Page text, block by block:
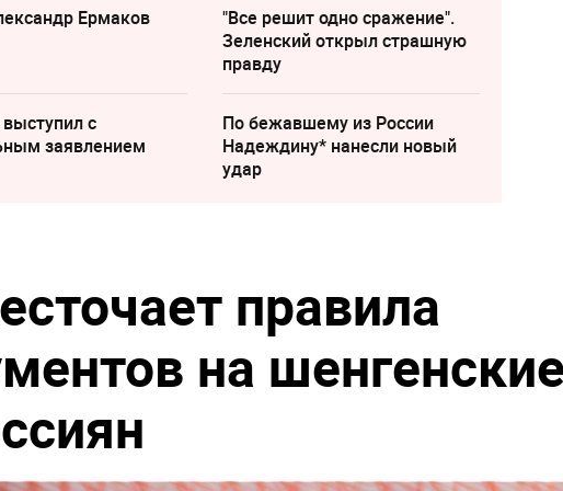
Ермаков
"Все решит одно сражение".
Зеленский открыл страшную
правду
с
заявлением
По бежавшему из России
Надеждину* нанесли новый
удар
правила
на